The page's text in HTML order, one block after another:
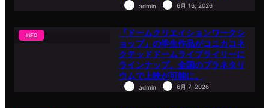
admin 6月 16, 2026
INFO
『ドームクリエイションワークシ
ョップ』の学生作品がコニカコネ
クテッドドームライブライリーに
ラインナップ。全国のプラネタリ
ウムで上映が可能に。
admin 6月 7, 2026